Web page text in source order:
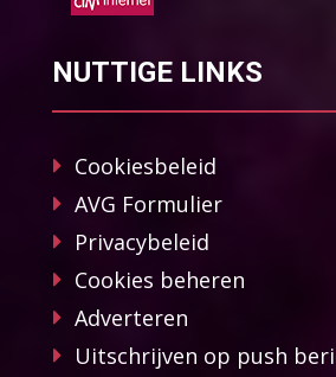
NUTTIGE LINKS
Cookiesbeleid
AVG Formulier
Privacybeleid
Cookies beheren
Adverteren
Uitschrijven op push